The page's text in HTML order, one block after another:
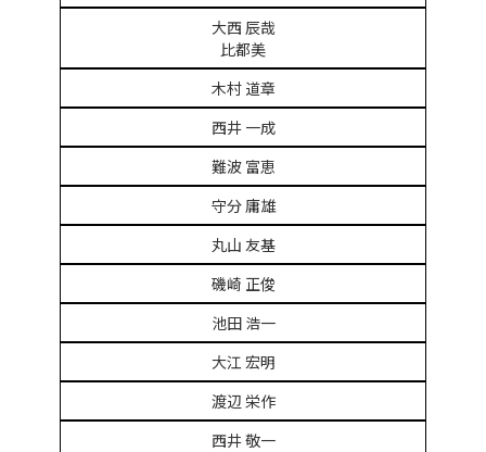
大西 辰哉
比都美
木村 道章
西井 一成
難波 富恵
守分 庸雄
丸山 友基
磯崎 正俊
池田 浩一
大江 宏明
渡辺 栄作
西井 敬一